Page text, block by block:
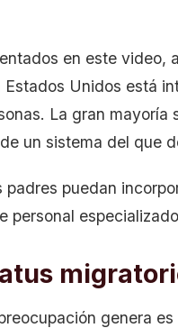
en este video,
Unidos está
La gran mayoría
un sistema del que
puedan
personal
genera